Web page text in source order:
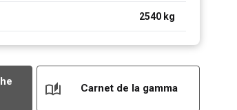
2540 kg
Carnet de la gamma